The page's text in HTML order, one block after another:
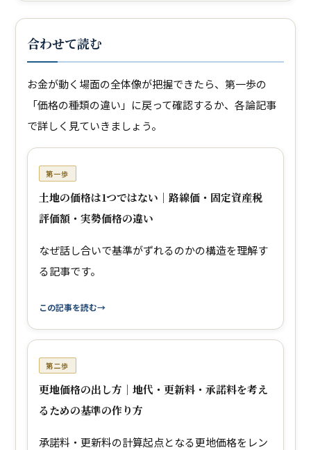
合わせて読む
お金が動く場面の全体像が把握できたら、第一歩の
「価格の種類の違い」に戻って確認するか、各論記事
で詳しく見ていきましょう。
第一歩
土地の価格は1つではない｜路線価・固定資産税
評価額・実勢価格の違い
なぜ話し合いで基準がずれるのかの構造を理解す
る記事です。
この記事を読む
第二歩
更地価格の出し方｜地代・更新料・承諾料を考え
るための基準の作り方
承諾料・更新料の計算起点となる更地価格をレン